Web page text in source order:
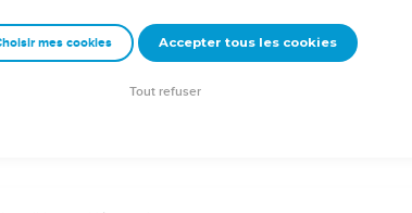
pères ; tu les établiras pour Princes par toute la terre.
tous les âges, et à cause de cela les peuples te
mes cookies Accepter tous les cookies
Tout refuser